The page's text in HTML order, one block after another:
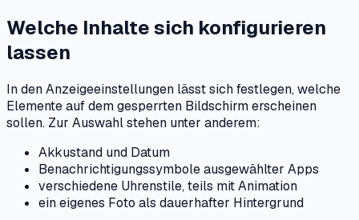
Welche Inhalte sich konfigurieren
lassen
In den Anzeigeeinstellungen lässt sich festlegen, welche
Elemente auf dem gesperrten Bildschirm erscheinen
sollen. Zur Auswahl stehen unter anderem:
Akkustand und Datum
Benachrichtigungssymbole ausgewählter Apps
verschiedene Uhrenstile, teils mit Animation
ein eigenes Foto als dauerhafter Hintergrund